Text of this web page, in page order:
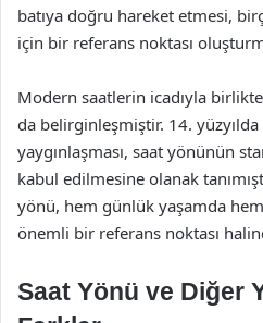
batıya doğru hareket etmesi,
için bir referans noktası
Modern saatlerin icadıyla
da belirginleşmiştir. 14.
yaygınlaşması, saat yönünün
kabul edilmesine olanak
yönü, hem günlük yaşamda
önemli bir referans noktası
Saat Yönü ve Diğer